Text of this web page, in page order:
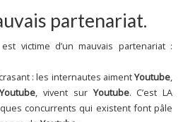
partenariat.
victime d’un mauvais partenariat :
: les internautes aimentYoutube,
Youtube, vivent surYoutube. C’est LA
concurrents qui existent font pâle